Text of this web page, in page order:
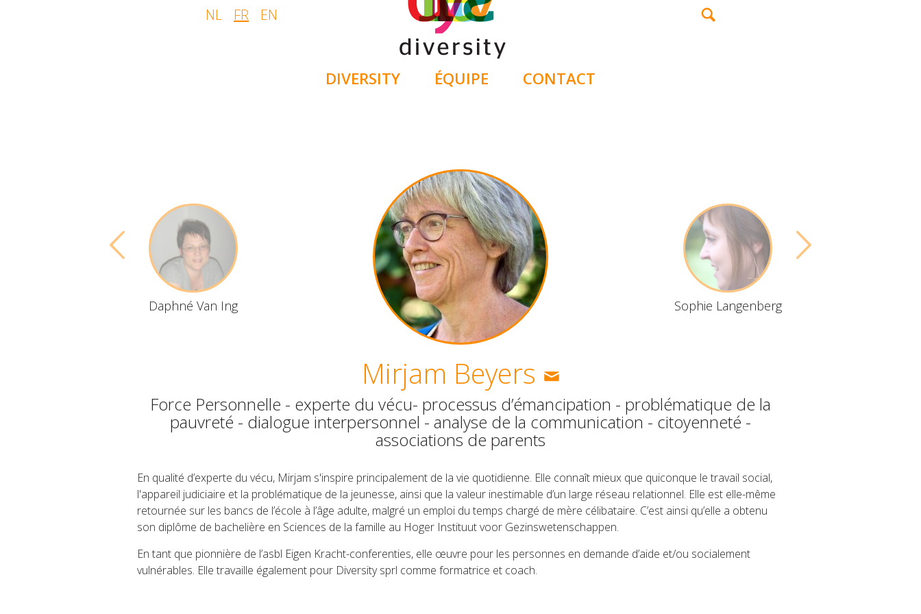
NL FR EN
DIVERSITY ÉQUIPE CONTACT
Daphné Van Ing Sophie Langenberg
Mirjam Beyers
Force Personnelle - experte du vécu- processus d’émancipation - problématique de la
pauvreté - dialogue interpersonnel - analyse de la communication - citoyenneté -
associations de parents
En qualité d’experte du vécu, Mirjam s'inspire principalement de la vie quotidienne. Elle connaît mieux que quiconque le travail social,
l'appareil judiciaire et la problématique de la jeunesse, ainsi que la valeur inestimable d’un large réseau relationnel. Elle est elle-même
retournée sur les bancs de l’école à l’âge adulte, malgré un emploi du temps chargé de mère célibataire. C’est ainsi qu’elle a obtenu
son diplôme de bachelière en Sciences de la famille au Hoger Instituut voor Gezinswetenschappen.
En tant que pionnière de l’asbl Eigen Kracht-conferenties, elle œuvre pour les personnes en demande d’aide et/ou socialement
vulnérables. Elle travaille également pour Diversity sprl comme formatrice et coach.